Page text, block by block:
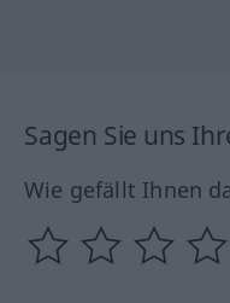
Sagen Sie uns
Wie gefällt Ihnen